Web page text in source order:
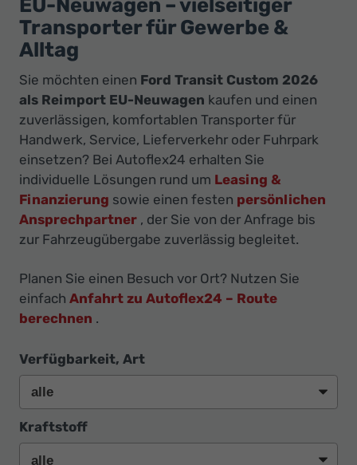
Transporter für Gewerbe &
Alltag
Sie möchten einen Ford Transit Custom 2026
als Reimport EU-Neuwagen kaufen und einen
zuverlässigen, komfortablen Transporter für
Handwerk, Service, Lieferverkehr oder Fuhrpark
einsetzen? Bei Autoflex24 erhalten Sie
individuelle Lösungen rund um Leasing &
Finanzierung sowie einen festen persönlichen
Ansprechpartner , der Sie von der Anfrage bis
zur Fahrzeugübergabe zuverlässig begleitet.
Planen Sie einen Besuch vor Ort? Nutzen Sie
einfach Anfahrt zu Autoflex24 – Route
berechnen .
Verfügbarkeit, Art
Kraftstoff